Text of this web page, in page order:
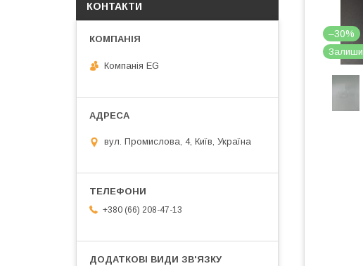
–30%
КОНТАКТИ
Компанія EG
вул. Промислова, 4, Київ, Україна
+380 (66) 208-47-13